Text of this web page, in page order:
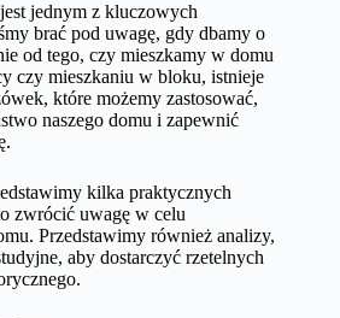
jednym z kluczowych
brać pod uwagę, gdy dbamy o
od tego, czy mieszkamy w domu
czy mieszkaniu w bloku, istnieje
które możemy zastosować,
naszego domu i zapewnić
kilka praktycznych
zwrócić uwagę w celu
Przedstawimy również analizy,
aby dostarczyć rzetelnych